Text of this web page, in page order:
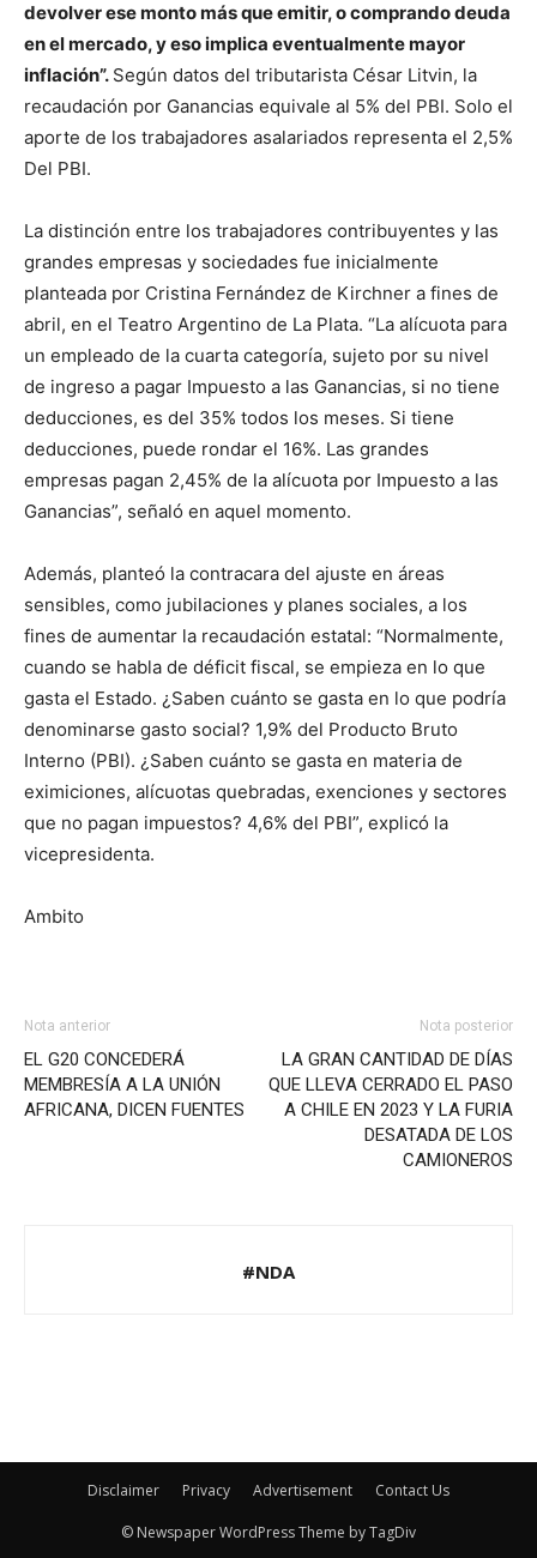
devolver ese monto más que emitir, o comprando deuda
en el mercado, y eso implica eventualmente mayor
inflación”. Según datos del tributarista César Litvin, la
recaudación por Ganancias equivale al 5% del PBI. Solo el
aporte de los trabajadores asalariados representa el 2,5%
Del PBI.
La distinción entre los trabajadores contribuyentes y las
grandes empresas y sociedades fue inicialmente
planteada por Cristina Fernández de Kirchner a fines de
abril, en el Teatro Argentino de La Plata. “La alícuota para
un empleado de la cuarta categoría, sujeto por su nivel
de ingreso a pagar Impuesto a las Ganancias, si no tiene
deducciones, es del 35% todos los meses. Si tiene
deducciones, puede rondar el 16%. Las grandes
empresas pagan 2,45% de la alícuota por Impuesto a las
Ganancias”, señaló en aquel momento.
Además, planteó la contracara del ajuste en áreas
sensibles, como jubilaciones y planes sociales, a los
fines de aumentar la recaudación estatal: “Normalmente,
cuando se habla de déficit fiscal, se empieza en lo que
gasta el Estado. ¿Saben cuánto se gasta en lo que podría
denominarse gasto social? 1,9% del Producto Bruto
Interno (PBI). ¿Saben cuánto se gasta en materia de
eximiciones, alícuotas quebradas, exenciones y sectores
que no pagan impuestos? 4,6% del PBI”, explicó la
vicepresidenta.
Ambito
Nota anterior
EL G20 CONCEDERÁ
MEMBRESÍA A LA UNIÓN
AFRICANA, DICEN FUENTES
Nota posterior
LA GRAN CANTIDAD DE DÍAS
QUE LLEVA CERRADO EL PASO
A CHILE EN 2023 Y LA FURIA
DESATADA DE LOS
CAMIONEROS
#NDA
Disclaimer Privacy Advertisement Contact Us
© Newspaper WordPress Theme by TagDiv